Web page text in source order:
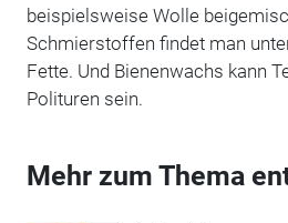
beispielsweise Wolle
Schmierstoffen findet man
Fette. Und Bienenwachs kann
Polituren sein.
Mehr zum Thema